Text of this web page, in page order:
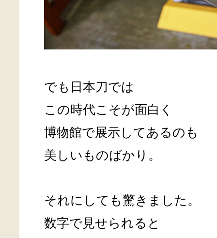
でも日本刀では
この時代こそが面白く
博物館で展示してあるのも
美しいものばかり。
それにしても驚きました。
数字で見せられると